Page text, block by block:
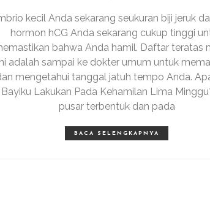
kecil Anda sekarang seukuran biji jeruk
hormon hCG Anda sekarang cukup tinggi
bahwa Anda hamil. Daftar teratas
adalah sampai ke dokter umum untuk
mengetahui tanggal jatuh tempo Anda.
Bayiku Lakukan Pada Kehamilan Lima
pusar terbentuk dan pada
BACA SELENGKAPNYA